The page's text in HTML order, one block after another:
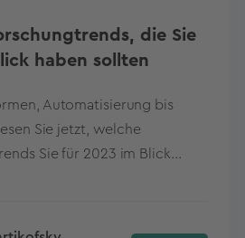
die Sie
haben sollten
Automatisierung bis
Sie jetzt, welche
Sie für 2023 im Blick...